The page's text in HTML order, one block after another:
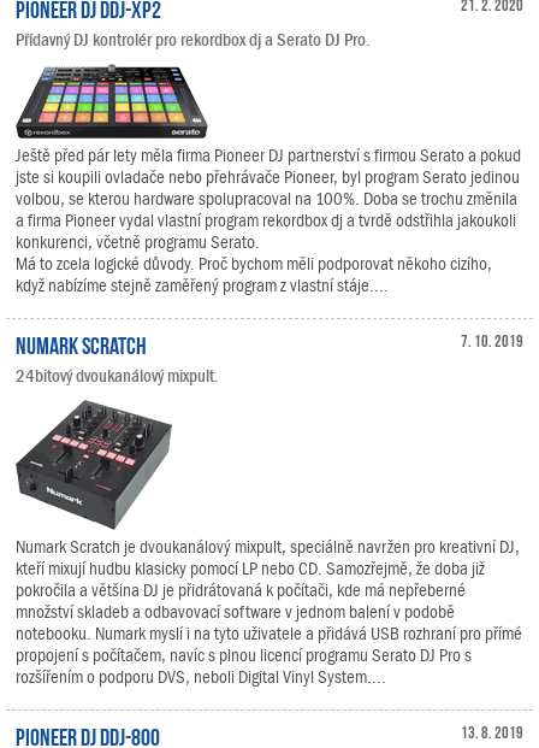
Pioneer DJ DDJ-XP2
Přídavný DJ kontrolér pro rekordbox dj a Serato DJ Pro.
Ještě před pár lety měla firma Pioneer DJ partnerství s firmou Serato a pokud
jste si koupili ovladače nebo přehrávače Pioneer, byl program Serato jedinou
volbou, se kterou hardware spolupracoval na 100%. Doba se trochu změnila
a firma Pioneer vydal vlastní program rekordbox dj a tvrdě odstřihla jakoukoli
konkurenci, včetně programu Serato.
Má to zcela logické důvody. Proč bychom měli podporovat někoho cizího,
když nabízíme stejně zaměřený program z vlastní stáje....
7. 10. 2019
Numark Scratch
24bitový dvoukanálový mixpult.
Numark Scratch je dvoukanálový mixpult, speciálně navržen pro kreativní DJ,
kteří mixují hudbu klasicky pomocí LP nebo CD. Samozřejmě, že doba již
pokročila a většina DJ je přidrátovaná k počítači, kde má nepřeberné
množství skladeb a odbavovací software v jednom balení v podobě
notebooku. Numark myslí i na tyto uživatele a přidává USB rozhraní pro přímé
propojení s počítačem, navíc s plnou licencí programu Serato DJ Pro s
rozšířením o podporu DVS, neboli Digital Vinyl System....
13. 8. 2019
Pioneer DJ DDJ-800